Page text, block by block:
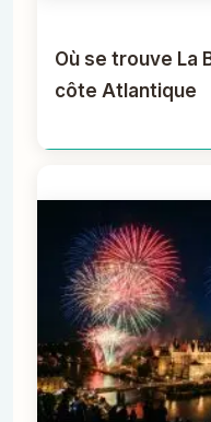
Où se trouve La
côte Atlantique